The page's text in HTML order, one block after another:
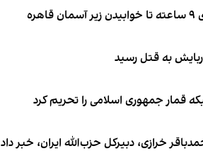
به قتل رسید
قمار جمهوری اسلامی را تحریم کرد
خرازی، دبیر‌کل حزب‌الله ایران، خبر داد